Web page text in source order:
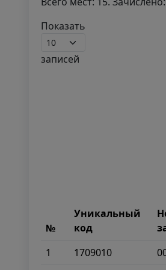
Показать
записей
№
Уникальный
код
1
1709010